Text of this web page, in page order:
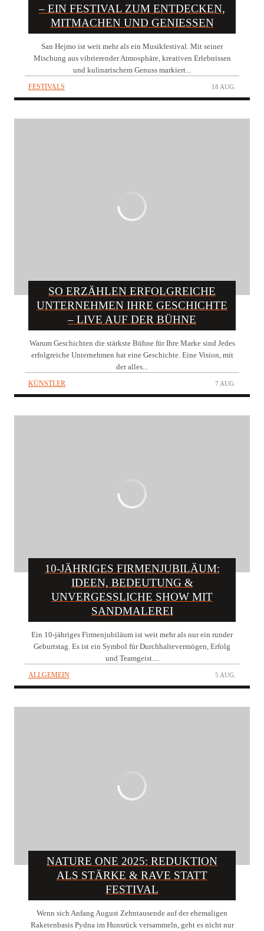
– EIN FESTIVAL ZUM ENTDECKEN,
MITMACHEN UND GENIESSEN
San Hejmo ist weit mehr als ein Musikfestival. Mit seiner
Mischung aus vibrierender Atmosphäre, kreativen Erlebnissen
und kulinarischem Genuss markiert...
FESTIVALS 18 AUG.
SO ERZÄHLEN ERFOLGREICHE
UNTERNEHMEN IHRE GESCHICHTE
– LIVE AUF DER BÜHNE
Warum Geschichten die stärkste Bühne für Ihre Marke sind Jedes
erfolgreiche Unternehmen hat eine Geschichte. Eine Vision, mit
der alles...
KÜNSTLER 7 AUG.
10-JÄHRIGES FIRMENJUBILÄUM:
IDEEN, BEDEUTUNG &
UNVERGESSLICHE SHOW MIT
SANDMALEREI
Ein 10-jähriges Firmenjubiläum ist weit mehr als nur ein runder
Geburtstag. Es ist ein Symbol für Durchhaltevermögen, Erfolg
und Teamgeist....
ALLGEMEIN 5 AUG.
NATURE ONE 2025: REDUKTION
ALS STÄRKE & RAVE STATT
FESTIVAL
Wenn sich Anfang August Zehntausende auf der ehemaligen
Raketenbasis Pydna im Hunsrück versammeln, geht es nicht nur